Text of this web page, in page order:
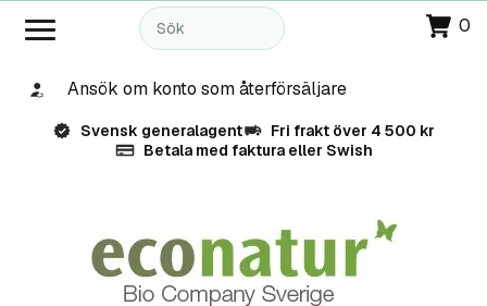
0
Ansök om konto som återförsäljare
Svensk generalagent
Fri frakt över 4 500 kr
Betala med faktura eller Swish